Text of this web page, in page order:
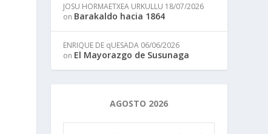
JOSU HORMAETXEA URKULLU 18/07/2026
on Barakaldo hacia 1864
ENRIQUE DE qUESADA 06/06/2026
on El Mayorazgo de Susunaga
AGOSTO 2026